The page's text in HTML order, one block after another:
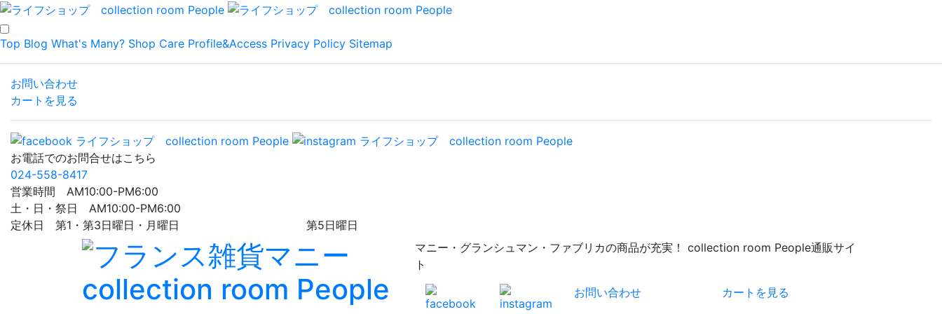
Top Blog What's Many? Shop Care Profile&Access Privacy Policy Sitemap
お問い合わせ
カートを見る
お電話でのお問合せはこちら
024-558-8417
営業時間 AM10:00-PM6:00
土・日・祭日 AM10:00-PM6:00
定休日 第1・第3日曜日・月曜日 第5日曜日
マニー・グランシュマン・ファブリカの商品が充実！ collection room People通販サイ
ト
お問い合わせ
カートを見る